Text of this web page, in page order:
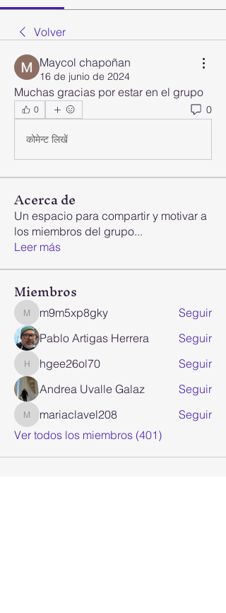
Volver
Maycol chapoñan
16 de junio de 2024
Muchas gracias por estar en el grupo
0 0
कोमेन्ट लिखें
Acerca de
Un espacio para compartir y motivar a
los miembros del grupo...
Leer más
Miembros
m9m5xp8gky
m9m5xp8gky
Seguir
Pablo Artigas Herrera
Seguir
hgee26ol70
hgee26ol70
Seguir
Andrea Uvalle Galaz
Seguir
mariaclavel208
mariaclavel208
Seguir
Ver todos los miembros (401)